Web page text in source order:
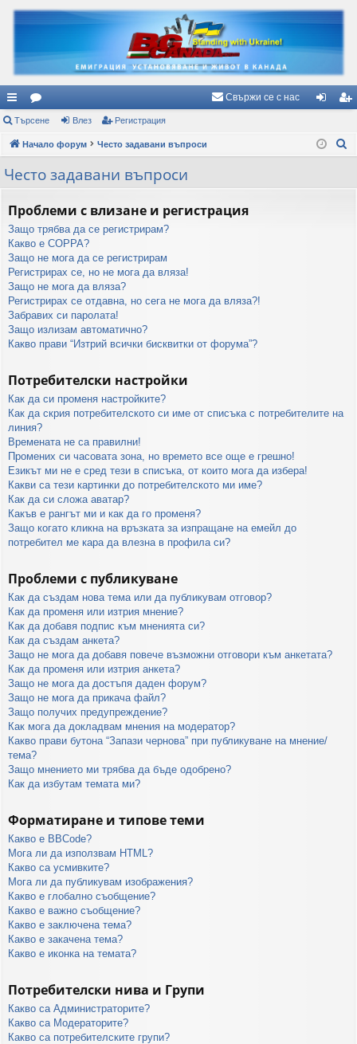
ъ
рз
и
ъз
ки
ор
ум
Свържи се с нас
з ис
Търсене Влез Регистрация
Начало форум Често задавани въпроси
Често задавани въпроси
Проблеми с влизане и регистрация
Защо трябва да се регистрирам?
Какво е COPPA?
Защо не мога да се регистрирам
Регистрирах се, но не мога да вляза!
Защо не мога да вляза?
Регистрирах се отдавна, но сега не мога да вляза?!
Забравих си паролата!
Защо излизам автоматично?
Какво прави “Изтрий всички бисквитки от форума”?
Потребителски настройки
Как да си променя настройките?
Как да скрия потребителското си име от списъка с потребителите на
линия?
Времената не са правилни!
Промених си часовата зона, но времето все още е грешно!
Езикът ми не е сред тези в списъка, от които мога да избера!
Какви са тези картинки до потребителското ми име?
Как да си сложа аватар?
Какъв е рангът ми и как да го променя?
Защо когато кликна на връзката за изпращане на емейл до
потребител ме кара да влезна в профила си?
Проблеми с публикуване
Как да създам нова тема или да публикувам отговор?
Как да променя или изтрия мнение?
Как да добавя подпис към мненията си?
Как да създам анкета?
Защо не мога да добавя повече възможни отговори към анкетата?
Как да променя или изтрия анкета?
Защо не мога да достъпя даден форум?
Защо не мога да прикача файл?
Защо получих предупреждение?
Как мога да докладвам мнения на модератор?
Какво прави бутона “Запази чернова” при публикуване на мнение/
тема?
Защо мнението ми трябва да бъде одобрено?
Как да избутам темата ми?
Форматиране и типове теми
Какво е BBCode?
Мога ли да използвам HTML?
Какво са усмивките?
Мога ли да публикувам изображения?
Какво е глобално съобщение?
Какво е важно съобщение?
Какво е заключена тема?
Какво е закачена тема?
Какво е иконка на темата?
Потребителски нива и Групи
Какво са Администраторите?
Какво са Модераторите?
Какво са потребителските групи?